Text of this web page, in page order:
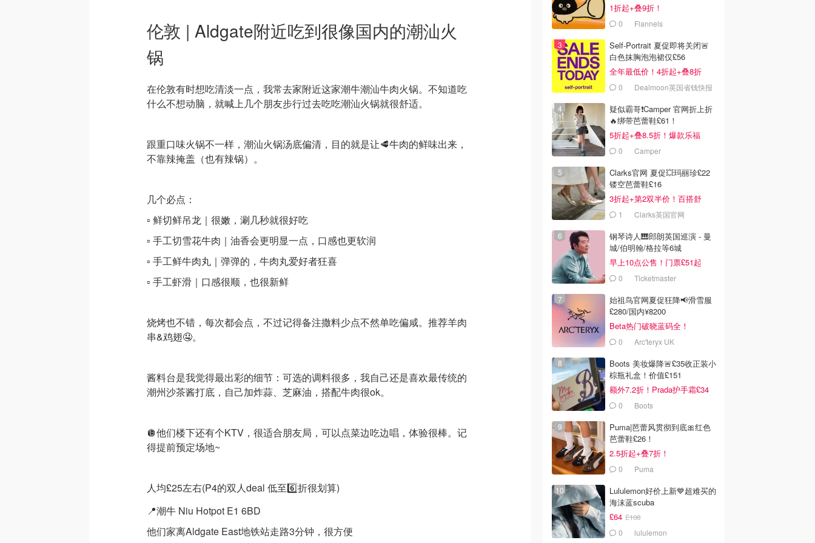
伦敦 | Aldgate附近吃到很像国内的潮汕火
锅
在伦敦有时想吃清淡一点，我常去家附近这家潮牛潮汕牛肉火锅。不知道吃
什么不想动脑，就喊上几个朋友步行过去吃吃潮汕火锅就很舒适。
跟重口味火锅不一样，潮汕火锅汤底偏清，目的就是让🥩牛肉的鲜味出来，
不靠辣掩盖（也有辣锅）。
几个必点：
▫️ 鲜切鲜吊龙｜很嫩，涮几秒就很好吃
▫️ 手工切雪花牛肉｜油香会更明显一点，口感也更软润
▫️ 手工鲜牛肉丸｜弹弹的，牛肉丸爱好者狂喜
▫️ 手工虾滑｜口感很顺，也很新鲜
烧烤也不错，每次都会点，不过记得备注撒料少点不然单吃偏咸。推荐羊肉
串&鸡翅🤤。
酱料台是我觉得最出彩的细节：可选的调料很多，我自己还是喜欢最传统的
潮州沙茶酱打底，自己加炸蒜、芝麻油，搭配牛肉很ok。
🪩他们楼下还有个KTV，很适合朋友局，可以点菜边吃边唱，体验很棒。记
得提前预定场地~
人均£25左右(P4的双人deal 低至6️⃣折很划算)
📍潮牛 Niu Hotpot E1 6BD
他们家离Aldgate East地铁站走路3分钟，很方便
£63
1折起+叠9折！
0 Flannels
Self-Portrait 夏促即将关闭🚨
白色抹胸泡泡裙仅£56
全年最低价！4折起+叠8折
0 Dealmoon英国省钱快报
疑似霸哥❗️Camper 官网折上折
🔥绑带芭蕾鞋£61！
5折起+叠8.5折！爆款乐福
£68！
0 Camper
Clarks官网 夏促💥玛丽珍£22
镂空芭蕾鞋£16
3折起+第2双半价！百搭舒
服！1 Clarks英国官网
钢琴诗人🎹郎朗英国巡演 - 曼
城/伯明翰/格拉等6城
早上10点公售！门票£51起
0 Ticketmaster
始祖鸟官网夏促狂降📢滑雪服
£280/国内¥8200
Beta热门破晓蓝码全！
0 Arc'teryx UK
Boots 美妆爆降🚨£35收正装小
棕瓶礼盒！价值£151
额外7.2折！Prada护手霜£34
0 Boots
Puma|芭蕾风贯彻到底🎀红色
芭蕾鞋£26！
2.5折起+叠7折！
0 Puma
Lululemon好价上新💙超难买的
海沫蓝scuba
£64 £108
0 lululemon